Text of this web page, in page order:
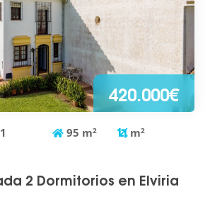
420.000€
1 95 m2 m2
2 Dormitorios en Elviria